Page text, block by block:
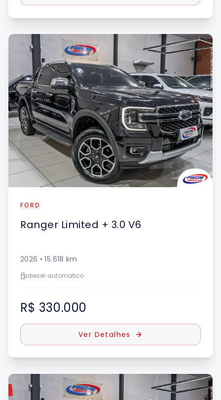
FORD
Ranger Limited + 3.0 V6
2026 •15.618 km
diesel•automatico
R$ 330.000
Ver Detalhes